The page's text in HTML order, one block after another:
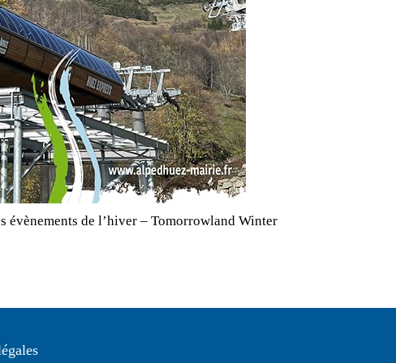
évènements de l’hiver – Tomorrowland Winter